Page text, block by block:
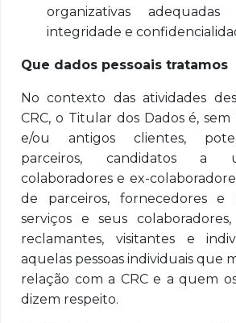
organizativas
integridade e
Que dados pessoais tratamos
No contexto das atividades
CRC, o Titular dos Dados é,
e/ou antigos clientes,
parceiros, candidatos a
colaboradores e ex-
de parceiros, fornecedores e
serviços e seus
reclamantes, visitantes e
aquelas pessoas individuais que
relação com a CRC e a quem
dizem respeito.